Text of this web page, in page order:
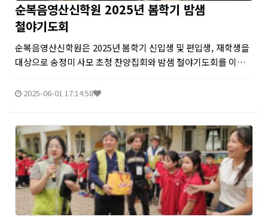
순복음영산신학원 2025년 봄학기 밤샘
철야기도회
순복음영산신학원은 2025년 봄학기 신입생 및 편입생, 재학생을
대상으로 송정미 사모 초청 찬양집회와 밤샘 철야기도회를 이어
기도회에서는 찬양과 말씀,&nb...
2025-06-01 17:14:58